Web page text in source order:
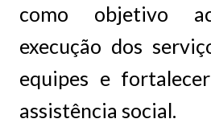
como objetivo
execução dos
equipes e
assistência social.